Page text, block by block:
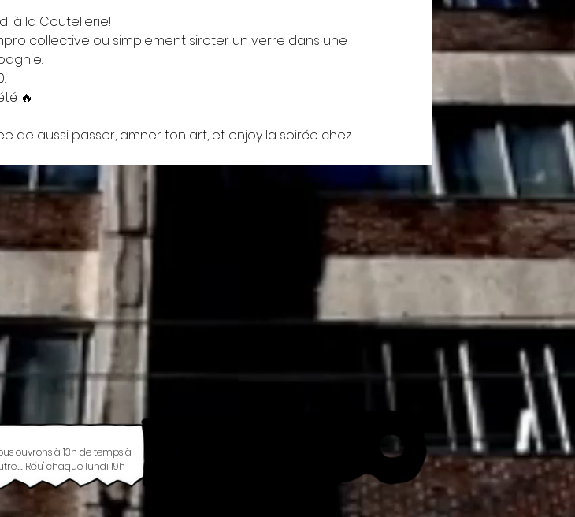
à la Coutellerie!
collective ou simplement siroter un verre dans une
🔥
de aussi passer, amner ton art, et enjoy la soirée chez
ouvrons à 13h de temps à
Réu' chaque lundi 19h